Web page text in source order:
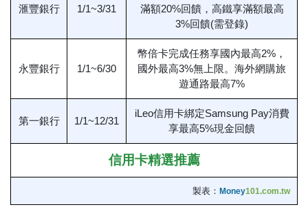
滙豐銀行 1/1~3/31
滿額20%回饋，高鐵享滿額最高
3%回饋(需登錄)
永豐銀行 1/1~6/30
幣倍卡完成任務享國內最高2%，
國外最高3%無上限。海外網購旅
遊通路最高7%
第一銀行 1/1~12/31
iLeo信用卡綁定Samsung Pay消費
享最高5%現金回饋
信用卡精選推薦
製表： Money101.com.tw